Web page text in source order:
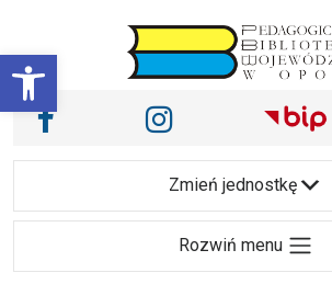
Otwórz pasek
Main Navigation
Nasze media
Facebook Instagram
Zmień jednostkę
Rozwiń menu